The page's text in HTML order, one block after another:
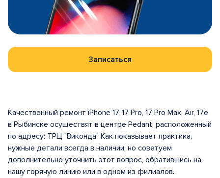
Записаться
Качественный ремонт iPhone 17, 17 Pro, 17 Pro Max, Air, 17e
в Рыбинске осуществят в центрe Pedant, расположенный
по адресу: ТРЦ "Виконда" Как показывает практика,
нужные детали всегда в наличии, но советуем
дополнительно уточнить этот вопрос, обратившись на
нашу горячую линию или в одном из филиалов.